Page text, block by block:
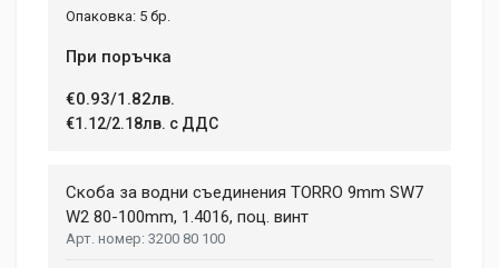
5 бр.
При поръчка
€0.93/1.82лв.
€1.12/2.18лв. с ДДС
Скоба за водни съединения TORRО 9mm SW7
W2 80-100mm, 1.4016, поц. винт
3200 80 100